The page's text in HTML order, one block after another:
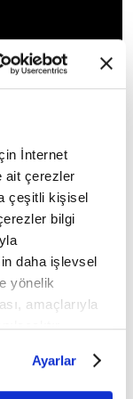
İnternet
ait çerezler
çeşitli kişisel
bilgi
daha işlevsel
yönelik
amaçlarıyla
bilgi için
Ayarlar
adet, özellikle
şekilde
Ramazan'a
ve
akın eder.
olmak üzere